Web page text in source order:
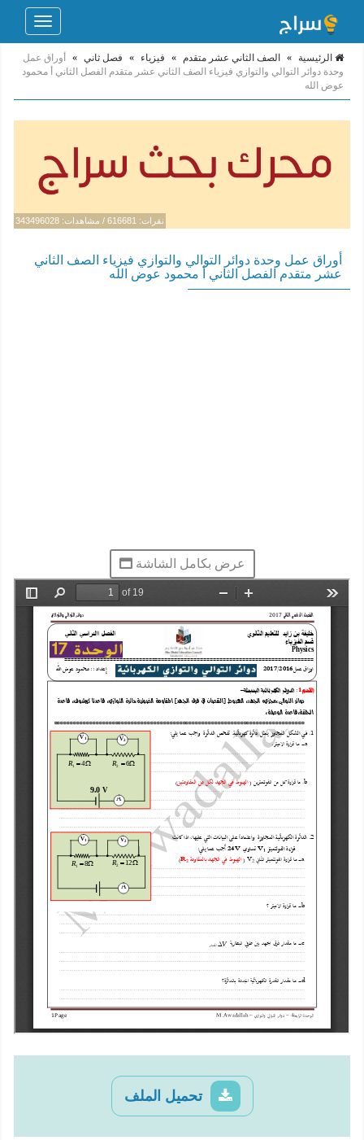
Toggle
الرئيسية » الصف الثاني عشر متقدم » فيزياء » فصل ثاني »
أوراق عمل
وحدة دوائر التوالي والتوازي فيزياء الصف الثاني عشر متقدم الفصل الثاني أ محمود
عوض الله
نقرات: 616681 / مشاهدات: 343496028
أوراق عمل وحدة دوائر التوالي والتوازي فيزياء الصف الثاني
عشر متقدم الفصل الثاني أ محمود عوض الله
عرض بكامل الشاشة
تحميل الملف